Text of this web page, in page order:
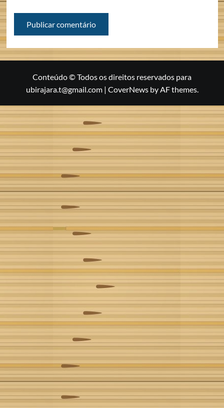
Conteúdo © Todos os direitos reservados para
ubirajara.t@gmail.com | CoverNewsby AF themes.